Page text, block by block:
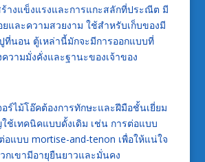
างแข็งแรงและการแกะสลักที่ประณีต มี
และความสวยงาม ใช้สำหรับเก็บของมี
ที่นอน ตู้เหล่านี้มักจะมีการออกแบบที่
วามมั่งคั่งและฐานะของเจ้าของ
อร์ไม้โอ๊คต้องการทักษะและฝีมือชั้นเยี่ยม
ช้เทคนิคแบบดั้งเดิม เช่น การต่อแบบ
อแบบ mortise-and-tenon เพื่อให้แน่ใจ
กเขามีอายุยืนยาวและมั่นคง